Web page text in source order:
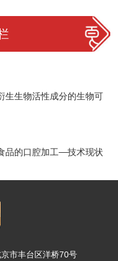
生生物活性成分的生物可
品的口腔加工—技术现状
市丰台区洋桥70号